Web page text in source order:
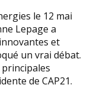
le 12 mai
Lepage a
et
un vrai débat.
de CAP21.